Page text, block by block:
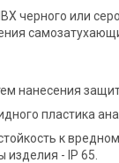
черного или
нанесения
пластика
к
- IP 65.